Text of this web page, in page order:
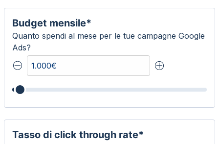
Budget mensile*
Quanto spendi al mese per le tue campagne Google
Ads?
Tasso di click through rate*